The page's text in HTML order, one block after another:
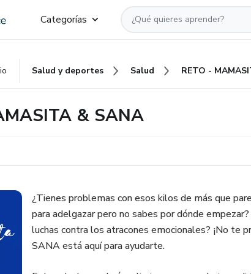
Categorías
Salud y deportes Salud
& SANA
¿Tienes problemas con esos kilos de más que
para adelgazar pero no sabes por dónde
luchas contra los atracones emocionales? ¡No te
SANA está aquí para ayudarte.